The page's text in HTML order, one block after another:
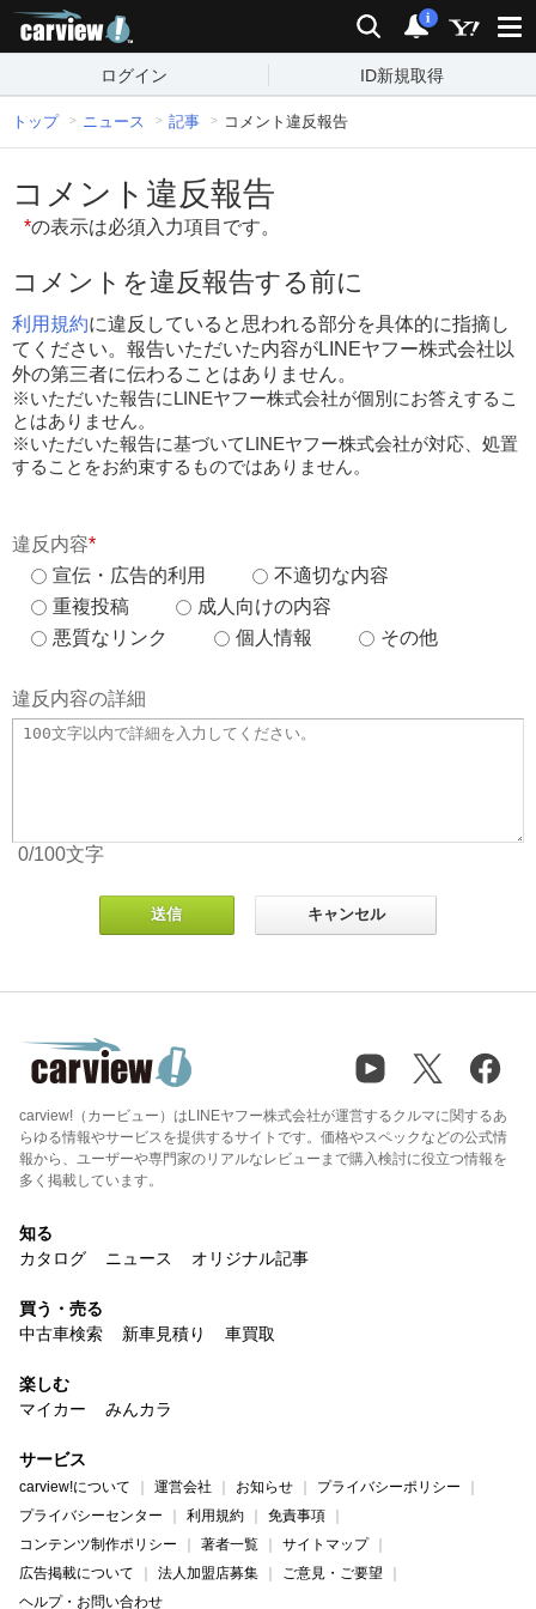
検索 通知
i
ログイン ID新規取得
トップ ニュース 記事 コメント違反報告
コメント違反報告
*の表示は必須入力項目です。
コメントを違反報告する前に
利用規約に違反していると思われる部分を具体的に指摘し
てください。報告いただいた内容がLINEヤフー株式会社以
外の第三者に伝わることはありません。
※いただいた報告にLINEヤフー株式会社が個別にお答えするこ
とはありません。
※いただいた報告に基づいてLINEヤフー株式会社が対応、処置
することをお約束するものではありません。
違反内容*
宣伝・広告的利用
不適切な内容
重複投稿
成人向けの内容
悪質なリンク
個人情報 その他
違反内容の詳細
0/100文字
carview!（カービュー）はLINEヤフー株式会社が運営するクルマに関するあ
らゆる情報やサービスを提供するサイトです。価格やスペックなどの公式情
報から、ユーザーや専門家のリアルなレビューまで購入検討に役立つ情報を
多く掲載しています。
知る
カタログ
ニュース オリジナル記事
買う・売る
中古車検索
新車見積り 車買取
楽しむ
マイカー
みんカラ
サービス
carview!について 運営会社 お知らせ
プライバシーポリシー
プライバシーセンター
利用規約
免責事項
コンテンツ制作ポリシー
著者一覧
サイトマップ
広告掲載について
法人加盟店募集
ご意見・ご要望
ヘルプ・お問い合わせ